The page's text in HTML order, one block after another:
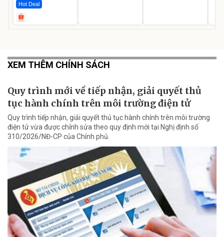
Hot Deal
XEM THÊM CHÍNH SÁCH
Quy trình mới về tiếp nhận, giải quyết thủ
tục hành chính trên môi trường điện tử
Quy trình tiếp nhận, giải quyết thủ tục hành chính trên môi trường
điện tử vừa được chỉnh sửa theo quy định mới tại Nghị định số
310/2026/NĐ-CP của Chính phủ.